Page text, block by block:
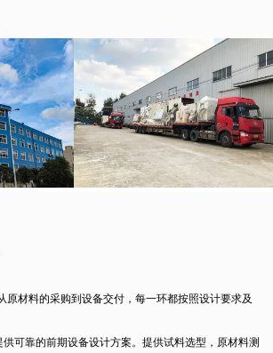
原材料的采购到设备交付，每一环都按照设计要求及
供可靠的前期设备设计方案。提供试料选型，原材料测